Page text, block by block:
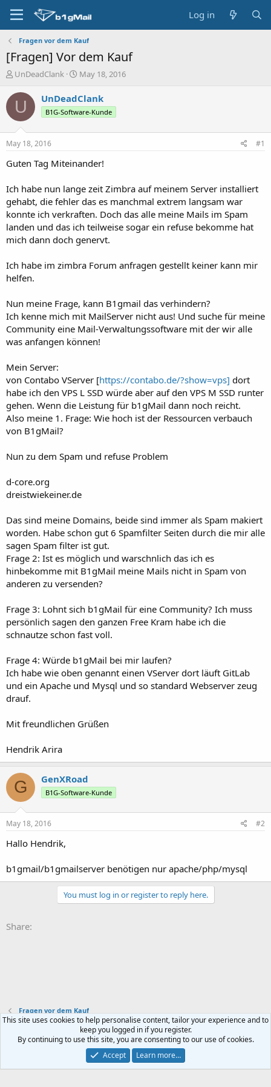
Log in
Fragen vor dem Kauf
[Fragen] Vor dem Kauf
T
r
a
t
a
e
r
UnDeadClank
S
a
r
t
e
May 18, 2016
U UnDeadClank
B1G-Software-Kunde
May 18, 2016 #1
Guten Tag Miteinander!
Ich habe nun lange zeit Zimbra auf meinem Server installiert
gehabt, die fehler das es manchmal extrem langsam war
konnte ich verkraften. Doch das alle meine Mails im Spam
landen und das ich teilweise sogar ein refuse bekomme hat
mich dann doch genervt.
Ich habe im zimbra Forum anfragen gestellt keiner kann mir
helfen.
Nun meine Frage, kann B1gmail das verhindern?
Ich kenne mich mit MailServer nicht aus! Und suche für meine
Community eine Mail-Verwaltungssoftware mit der wir alle
was anfangen können!
Mein Server:
von Contabo VServer [https://contabo.de/?show=vps] dort
habe ich den VPS L SSD würde aber auf den VPS M SSD runter
gehen. Wenn die Leistung für b1gMail dann noch reicht.
Also meine 1. Frage: Wie hoch ist der Ressourcen verbauch
von B1gMail?
Nun zu dem Spam und refuse Problem
d-core.org
dreistwiekeiner.de
Das sind meine Domains, beide sind immer als Spam makiert
worden. Habe schon gut 6 Spamfilter Seiten durch die mir alle
sagen Spam filter ist gut.
Frage 2: Ist es möglich und warschnlich das ich es
hinbekomme mit B1gMail meine Mails nicht in Spam von
anderen zu versenden?
Frage 3: Lohnt sich b1gMail für eine Community? Ich muss
persönlich sagen den ganzen Free Kram habe ich die
schnautze schon fast voll.
Frage 4: Würde b1gMail bei mir laufen?
Ich habe wie oben genannt einen VServer dort läuft GitLab
und ein Apache und Mysql und so standard Webserver zeug
drauf.
Mit freundlichen Grüßen
Hendrik Arira
G GenXRoad
B1G-Software-Kunde
May 18, 2016 #2
Hallo Hendrik,
b1gmail/b1gmailserver benötigen nur apache/php/mysql
You must log in or register to reply here.
Share:
Fragen vor dem Kauf
Contact us Terms and rules Privacy policy Help Home
R
S
Community platform by XenForo® © 2010-2024 XenForo Ltd.
This site uses cookies to help personalise content, tailor your experience and to
keep you logged in if you register.
By continuing to use this site, you are consenting to our use of cookies.
Accept
Learn more…